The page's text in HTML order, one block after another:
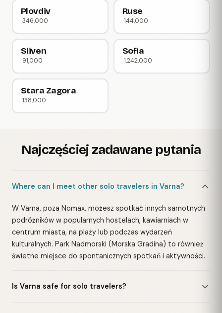
Plovdiv
346,000
Ruse
144,000
Sliven
91,000
Sofia
1,242,000
Stara Zagora
138,000
Najczęściej zadawane pytania
Where can I meet other solo travelers in Varna?
W Varna, poza Nomax, możesz spotkać innych samotnych
podróżników w popularnych hostelach, kawiarniach w
centrum miasta, na plaży lub podczas wydarzeń
kulturalnych. Park Nadmorski (Morska Gradina) to również
świetne miejsce do spontanicznych spotkań i aktywności.
Is Varna safe for solo travelers?